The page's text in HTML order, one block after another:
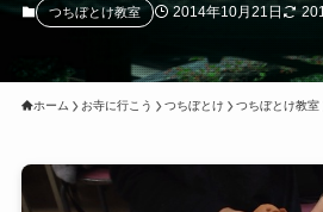
つちぼとけ教室 2014年10月21日
ホーム お寺に行こう つちぼとけ つちぼとけ教室